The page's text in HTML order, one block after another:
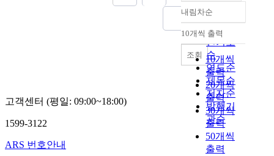
정확도
순
인기도
순
연도순
제목순
저자순
발행기
관순
내림차순
내림차순
10개씩 출력
10개씩
출력
20개씩
출력
30개씩
출력
50개씩
출력
조회
고객센터 (평일: 09:00~18:00)
1599-3122
ARS 번호안내